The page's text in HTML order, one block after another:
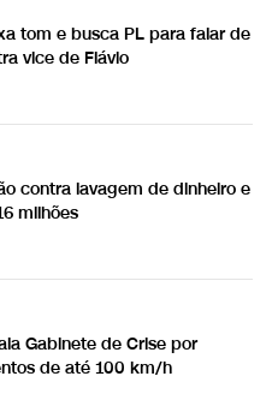
tom e busca PL para falar de
vice de Flávio
contra lavagem de dinheiro e
milhões
Gabinete de Crise por
de até 100 km/h